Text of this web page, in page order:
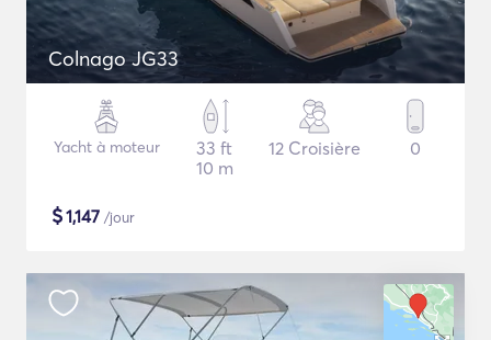
Colnago JG33
Yacht à moteur
33 ft
10 m
12 Croisière 0
$1,147 /jour